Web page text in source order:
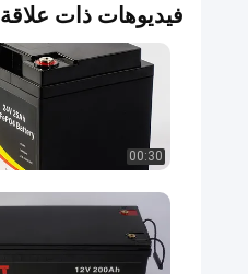
فيديوهات ذات علاقة
00:30